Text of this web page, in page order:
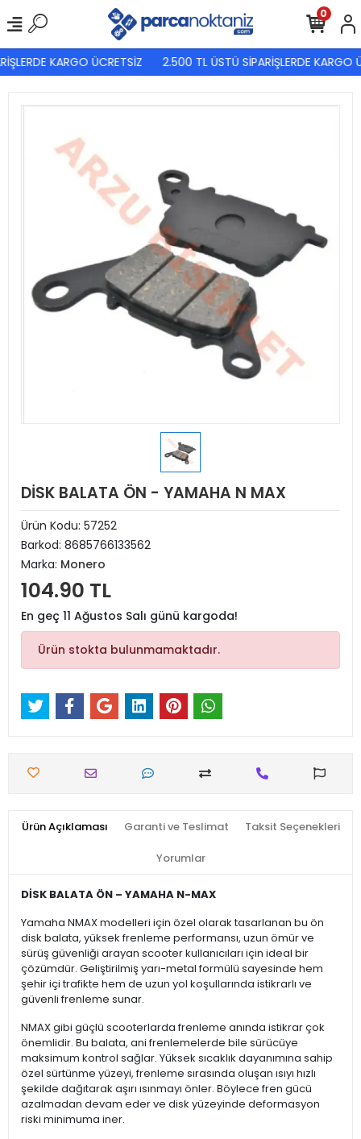
KARGO ÜCRETSİZ 2.500 TL ÜSTÜ SİPARİŞLERDE KARGO
0
DİSK BALATA ÖN - YAMAHA N MAX
Ürün Kodu: 57252
Barkod: 8685766133562
Marka: Monero
104.90 TL
En geç 11 Ağustos Salı günü kargoda!
Ürün stokta bulunmamaktadır.
Ürün Açıklaması Garanti ve Teslimat Taksit Seçenekleri
Yorumlar
DİSK BALATA ÖN – YAMAHA N-MAX
Yamaha NMAX modelleri için özel olarak tasarlanan bu ön
disk balata, yüksek frenleme performansı, uzun ömür ve
sürüş güvenliği arayan scooter kullanıcıları için ideal bir
çözümdür. Geliştirilmiş yarı-metal formülü sayesinde hem
şehir içi trafikte hem de uzun yol koşullarında istikrarlı ve
güvenli frenleme sunar.
NMAX gibi güçlü scooterlarda frenleme anında istikrar çok
önemlidir. Bu balata, ani frenlemelerde bile sürücüye
maksimum kontrol sağlar. Yüksek sıcaklık dayanımına sahip
özel sürtünme yüzeyi, frenleme sırasında oluşan ısıyı hızlı
şekilde dağıtarak aşırı ısınmayı önler. Böylece fren gücü
azalmadan devam eder ve disk yüzeyinde deformasyon
riski minimuma iner.